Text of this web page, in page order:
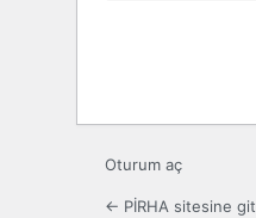
Oturum aç
← PİRHA sitesine git